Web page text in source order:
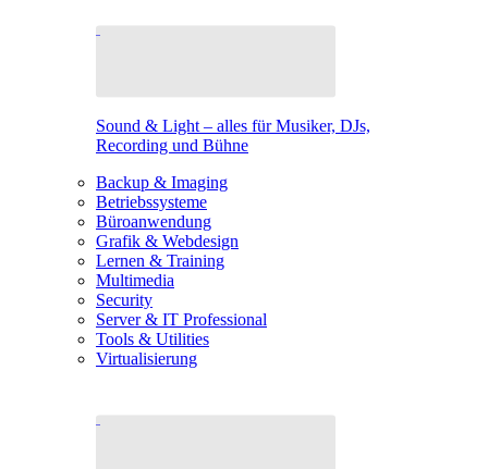
Sound & Light – alles für Musiker, DJs,
Recording und Bühne
Backup & Imaging
Betriebssysteme
Büroanwendung
Grafik & Webdesign
Lernen & Training
Multimedia
Security
Server & IT Professional
Tools & Utilities
Virtualisierung